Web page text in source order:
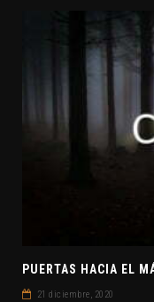
21 diciembre, 2020